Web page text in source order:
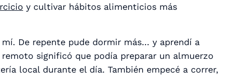
y cultivar hábitos alimenticios más
De repente pude dormir más… y aprendí a
significó que podía preparar un almuerzo
local durante el día. También empecé a correr,